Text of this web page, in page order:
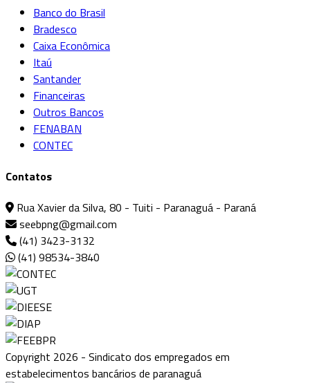
Banco do Brasil
Bradesco
Caixa Econômica
Itaú
Santander
Financeiras
Outros Bancos
FENABAN
CONTEC
Contatos
Rua Xavier da Silva, 80 - Tuiti - Paranaguá - Paraná
seebpng@gmail.com
(41) 3423-3132
(41) 98534-3840
Copyright 2026 - Sindicato dos empregados em
estabelecimentos bancários de paranaguá